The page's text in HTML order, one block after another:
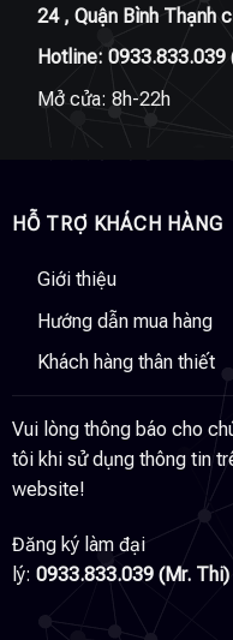
24 , Quận Bình Thạnh
Hotline: 0933.833.039
Mở cửa: 8h-22h
HỖ TRỢ KHÁCH HÀNG
Giới thiệu
Hướng dẫn mua hàng
Khách hàng thân thiết
Vui lòng thông báo cho
tôi khi sử dụng thông tin
website!
Đăng ký làm đại
lý: 0933.833.039 (Mr. Thi)